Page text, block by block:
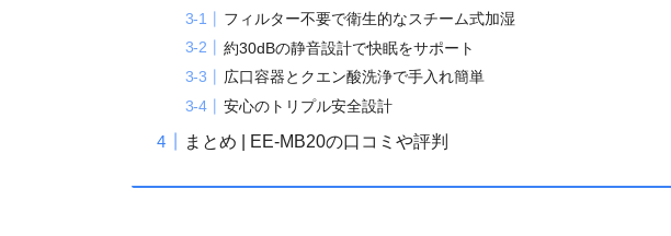
フィルター不要で衛生的なスチーム式加湿
約30dBの静音設計で快眠をサポート
広口容器とクエン酸洗浄で手入れ簡単
安心のトリプル安全設計
まとめ | EE-MB20の口コミや評判